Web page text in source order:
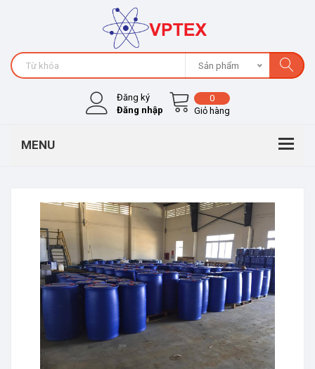
Sản phẩm
Đăng ký
Đăng nhập
0
Giỏ hàng